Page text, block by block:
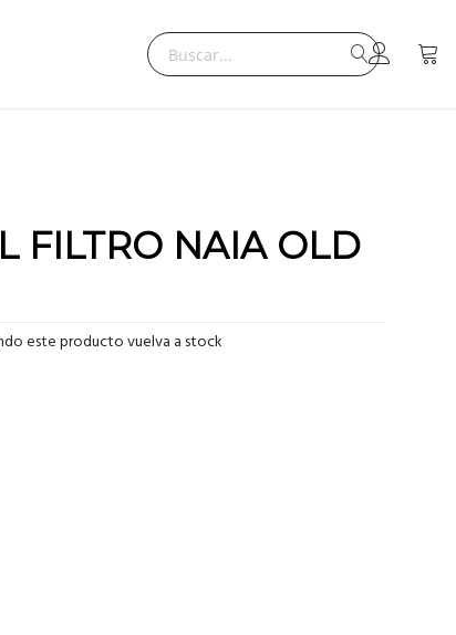
Search
Search Mi
FILTRO NAIA OLD
este producto vuelva a stock